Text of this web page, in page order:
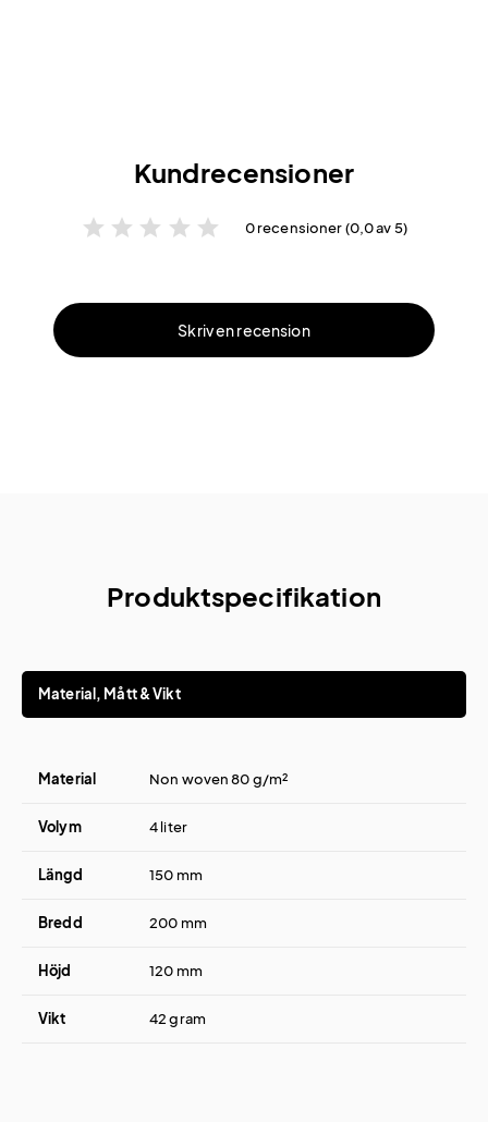
Kundrecensioner
star star star star star 0 recensioner (0,0 av 5)
Skriv en recension
Produktspecifikation
Material, Mått & Vikt
Material Non woven 80 g/m²
Volym 4 liter
Längd 150 mm
Bredd 200 mm
Höjd 120 mm
Vikt 42 gram